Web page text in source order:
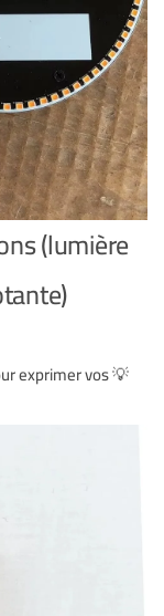
(lumière
exprimer vos